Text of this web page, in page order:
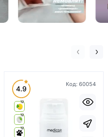
Код: 60054
4.9
12
12
12